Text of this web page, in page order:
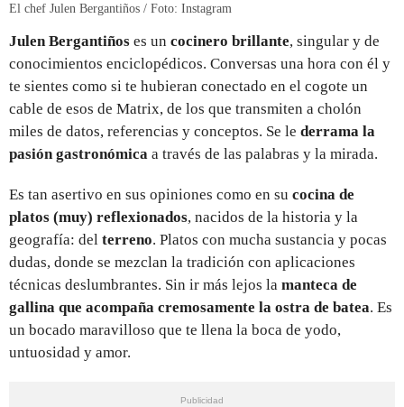
El chef Julen Bergantiños / Foto: Instagram
Julen Bergantiños es un cocinero brillante, singular y de
conocimientos enciclopédicos. Conversas una hora con él y
te sientes como si te hubieran conectado en el cogote un
cable de esos de Matrix, de los que transmiten a cholón
miles de datos, referencias y conceptos. Se le derrama la
pasión gastronómica a través de las palabras y la mirada.
Es tan asertivo en sus opiniones como en su cocina de
platos (muy) reflexionados, nacidos de la historia y la
geografía: del terreno. Platos con mucha sustancia y pocas
dudas, donde se mezclan la tradición con aplicaciones
técnicas deslumbrantes. Sin ir más lejos la manteca de
gallina que acompaña cremosamente la ostra de batea. Es
un bocado maravilloso que te llena la boca de yodo,
untuosidad y amor.